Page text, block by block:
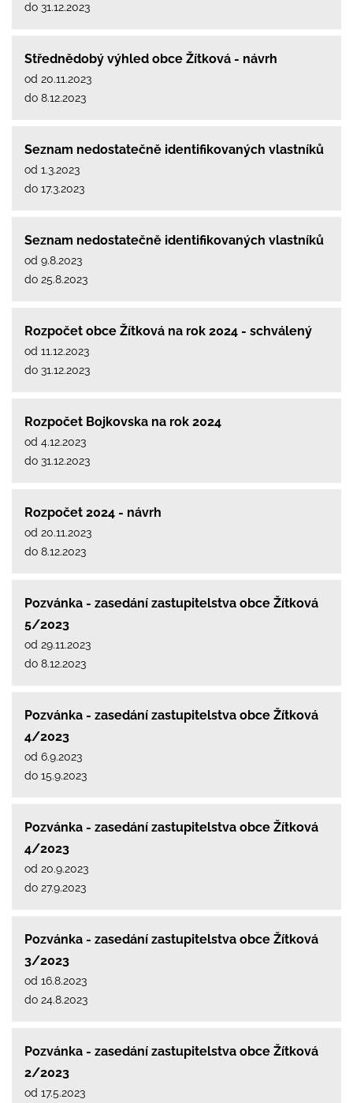
do 31.12.2023
Střednědobý výhled obce Žítková - návrh
od 20.11.2023
do 8.12.2023
Seznam nedostatečně identifikovaných vlastníků
od 1.3.2023
do 17.3.2023
Seznam nedostatečně identifikovaných vlastníků
od 9.8.2023
do 25.8.2023
Rozpočet obce Žítková na rok 2024 - schválený
od 11.12.2023
do 31.12.2023
Rozpočet Bojkovska na rok 2024
od 4.12.2023
do 31.12.2023
Rozpočet 2024 - návrh
od 20.11.2023
do 8.12.2023
Pozvánka - zasedání zastupitelstva obce Žítková
5/2023
od 29.11.2023
do 8.12.2023
Pozvánka - zasedání zastupitelstva obce Žítková
4/2023
od 6.9.2023
do 15.9.2023
Pozvánka - zasedání zastupitelstva obce Žítková
4/2023
od 20.9.2023
do 27.9.2023
Pozvánka - zasedání zastupitelstva obce Žítková
3/2023
od 16.8.2023
do 24.8.2023
Pozvánka - zasedání zastupitelstva obce Žítková
2/2023
od 17.5.2023